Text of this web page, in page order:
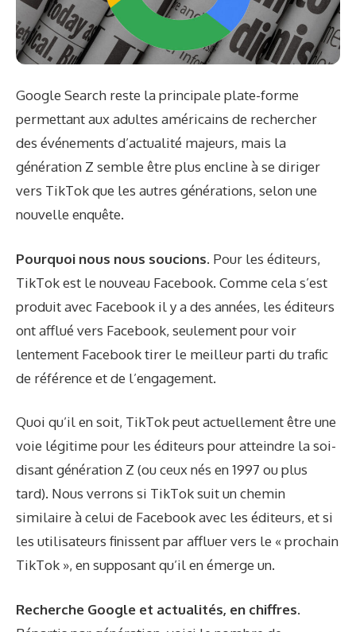
Google Search reste la principale plate-forme
permettant aux adultes américains de rechercher
des événements d’actualité majeurs, mais la
génération Z semble être plus encline à se diriger
vers TikTok que les autres générations, selon une
nouvelle enquête.
Pourquoi nous nous soucions. Pour les éditeurs,
TikTok est le nouveau Facebook. Comme cela s’est
produit avec Facebook il y a des années, les éditeurs
ont afflué vers Facebook, seulement pour voir
lentement Facebook tirer le meilleur parti du trafic
de référence et de l’engagement.
Quoi qu’il en soit, TikTok peut actuellement être une
voie légitime pour les éditeurs pour atteindre la soi-
disant génération Z (ou ceux nés en 1997 ou plus
tard). Nous verrons si TikTok suit un chemin
similaire à celui de Facebook avec les éditeurs, et si
les utilisateurs finissent par affluer vers le « prochain
TikTok », en supposant qu’il en émerge un.
Recherche Google et actualités, en chiffres.